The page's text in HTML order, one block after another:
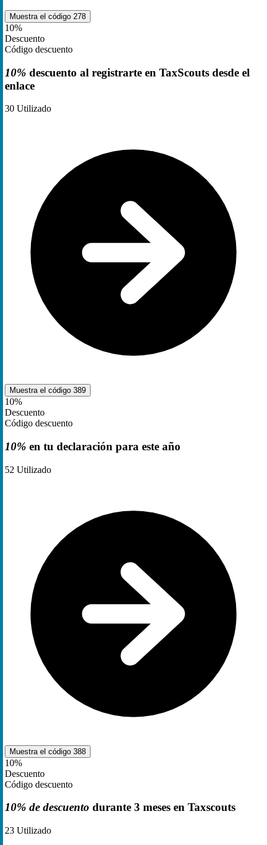
Muestra el código 278
10%
Descuento
Código descuento
10% descuento al registrarte en TaxScouts desde el
enlace
30 Utilizado
Muestra el código 389
10%
Descuento
Código descuento
10% en tu declaración para este año
52 Utilizado
Muestra el código 388
10%
Descuento
Código descuento
10% de descuento durante 3 meses en Taxscouts
23 Utilizado